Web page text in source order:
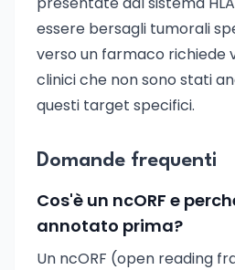
essere bersagli tumorali
verso un farmaco richiede
clinici che non sono stati
questi target specifici.
Domande frequenti
Cos'è un ncORF e
annotato prima?
Un ncORF (open reading